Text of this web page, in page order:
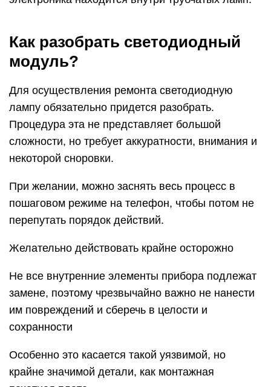
Как разобрать светодиодный
модуль?
Для осуществления ремонта светодиодную
лампу обязательно придется разобрать.
Процедура эта не представляет большой
сложности, но требует аккуратности, внимания и
некоторой сноровки.
При желании, можно заснять весь процесс в
пошаговом режиме на телефон, чтобы потом не
перепутать порядок действий.
Желательно действовать крайне осторожно
Не все внутренние элементы прибора подлежат
замене, поэтому чрезвычайно важно не нанести
им повреждений и сберечь в целости и
сохранности
Особенно это касается такой уязвимой, но
крайне значимой детали, как монтажная